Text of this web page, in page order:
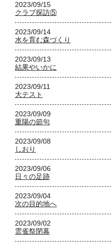
2023/09/15
クラブ探訪⑤
2023/09/14
水を育む森づくり
2023/09/13
結果やいかに
2023/09/11
大テスト
2023/09/09
重陽の節句
2023/09/08
しおり
2023/09/06
日々の足跡
2023/09/04
次の目的地へ
2023/09/02
雲雀祭閉幕